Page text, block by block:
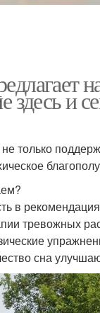
здесь и
только
в
тревожных
сна